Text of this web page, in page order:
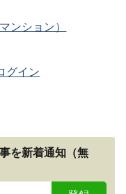
ンション）
グイン
を新着通知（無